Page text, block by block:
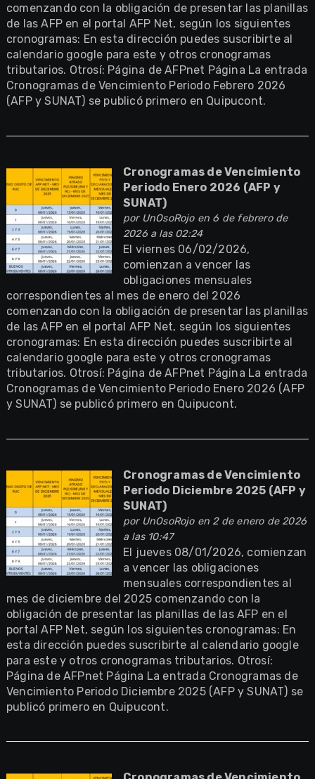
comenzando con la obligación de presentar las planillas
de las AFP en el portal AFP Net, según los siguientes
cronogramas: En esta dirección puedes suscribirte al
calendario google para este y otros cronogramas
tributarios. Otrosí: Página de AFPnet Página La entrada
Cronogramas de Vencimiento Periodo Febrero 2026
(AFP y SUNAT) se publicó primero en Quipucont.
Cronogramas de Vencimiento
Periodo Enero 2026 (AFP y
SUNAT)
por UnOsoRojoen 6 de febrero de
2026 a las 02:24
El viernes 06/02/2026,
comienzan a vencer las
obligaciones mensuales
correspondientes al mes de enero del 2026
comenzando con la obligación de presentar las planillas
de las AFP en el portal AFP Net, según los siguientes
cronogramas: En esta dirección puedes suscribirte al
calendario google para este y otros cronogramas
tributarios. Otrosí: Página de AFPnet Página La entrada
Cronogramas de Vencimiento Periodo Enero 2026 (AFP
y SUNAT) se publicó primero en Quipucont.
Cronogramas de Vencimiento
Periodo Diciembre 2025 (AFP y
SUNAT)
por UnOsoRojoen 2 de enero de 2026
a las 10:47
El jueves 08/01/2026, comienzan
a vencer las obligaciones
mensuales correspondientes al
mes de diciembre del 2025 comenzando con la
obligación de presentar las planillas de las AFP en el
portal AFP Net, según los siguientes cronogramas: En
esta dirección puedes suscribirte al calendario google
para este y otros cronogramas tributarios. Otrosí:
Página de AFPnet Página La entrada Cronogramas de
Vencimiento Periodo Diciembre 2025 (AFP y SUNAT) se
publicó primero en Quipucont.